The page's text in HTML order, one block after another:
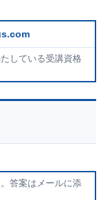
している受講資格
答案はメールに添